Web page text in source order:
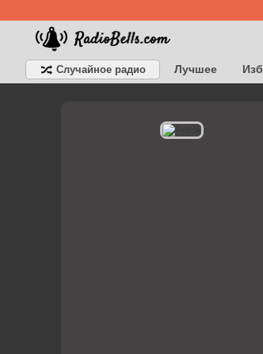
Случайное радио Лучшее